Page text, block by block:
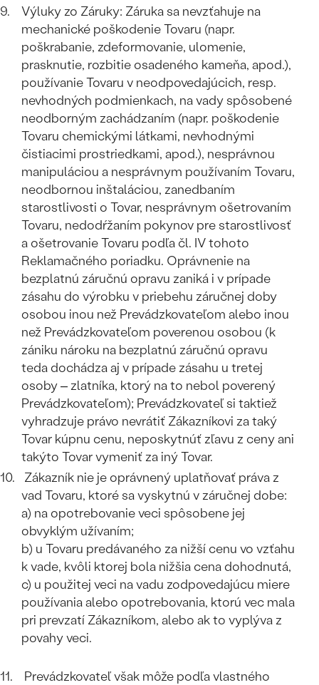
Výluky zo Záruky: Záruka sa nevzťahuje na
mechanické poškodenie Tovaru (napr.
poškrabanie, zdeformovanie, ulomenie,
prasknutie, rozbitie osadeného kameňa, apod.),
používanie Tovaru v neodpovedajúcich, resp.
nevhodných podmienkach, na vady spôsobené
neodborným zachádzaním (napr. poškodenie
Tovaru chemickými látkami, nevhodnými
čistiacimi prostriedkami, apod.), nesprávnou
manipuláciou a nesprávnym používaním Tovaru,
neodbornou inštaláciou, zanedbaním
starostlivosti o Tovar, nesprávnym ošetrovaním
Tovaru, nedodŕžaním pokynov pre starostlivosť
a ošetrovanie Tovaru podľa čl. IV tohoto
Reklamačného poriadku. Oprávnenie na
bezplatnú záručnú opravu zaniká i v prípade
zásahu do výrobku v priebehu záručnej doby
osobou inou než Prevádzkovateľom alebo inou
než Prevádzkovateľom poverenou osobou (k
zániku nároku na bezplatnú záručnú opravu
teda dochádza aj v prípade zásahu u tretej
osoby – zlatníka, ktorý na to nebol poverený
Prevádzkovateľom); Prevádzkovateľ si taktiež
vyhradzuje právo nevrátiť Zákazníkovi za taký
Tovar kúpnu cenu, neposkytnúť zľavu z ceny ani
takýto Tovar vymeniť za iný Tovar.
Zákazník nie je oprávnený uplatňovať práva z
vad Tovaru, ktoré sa vyskytnú v záručnej dobe:
a) na opotrebovanie veci spôsobene jej
obvyklým užívaním;
b) u Tovaru predávaného za nižší cenu vo vzťahu
k vade, kvôli ktorej bola nižšia cena dohodnutá,
c) u použitej veci na vadu zodpovedajúcu miere
používania alebo opotrebovania, ktorú vec mala
pri prevzatí Zákazníkom, alebo ak to vyplýva z
povahy veci.
Prevádzkovateľ však môže podľa vlastného